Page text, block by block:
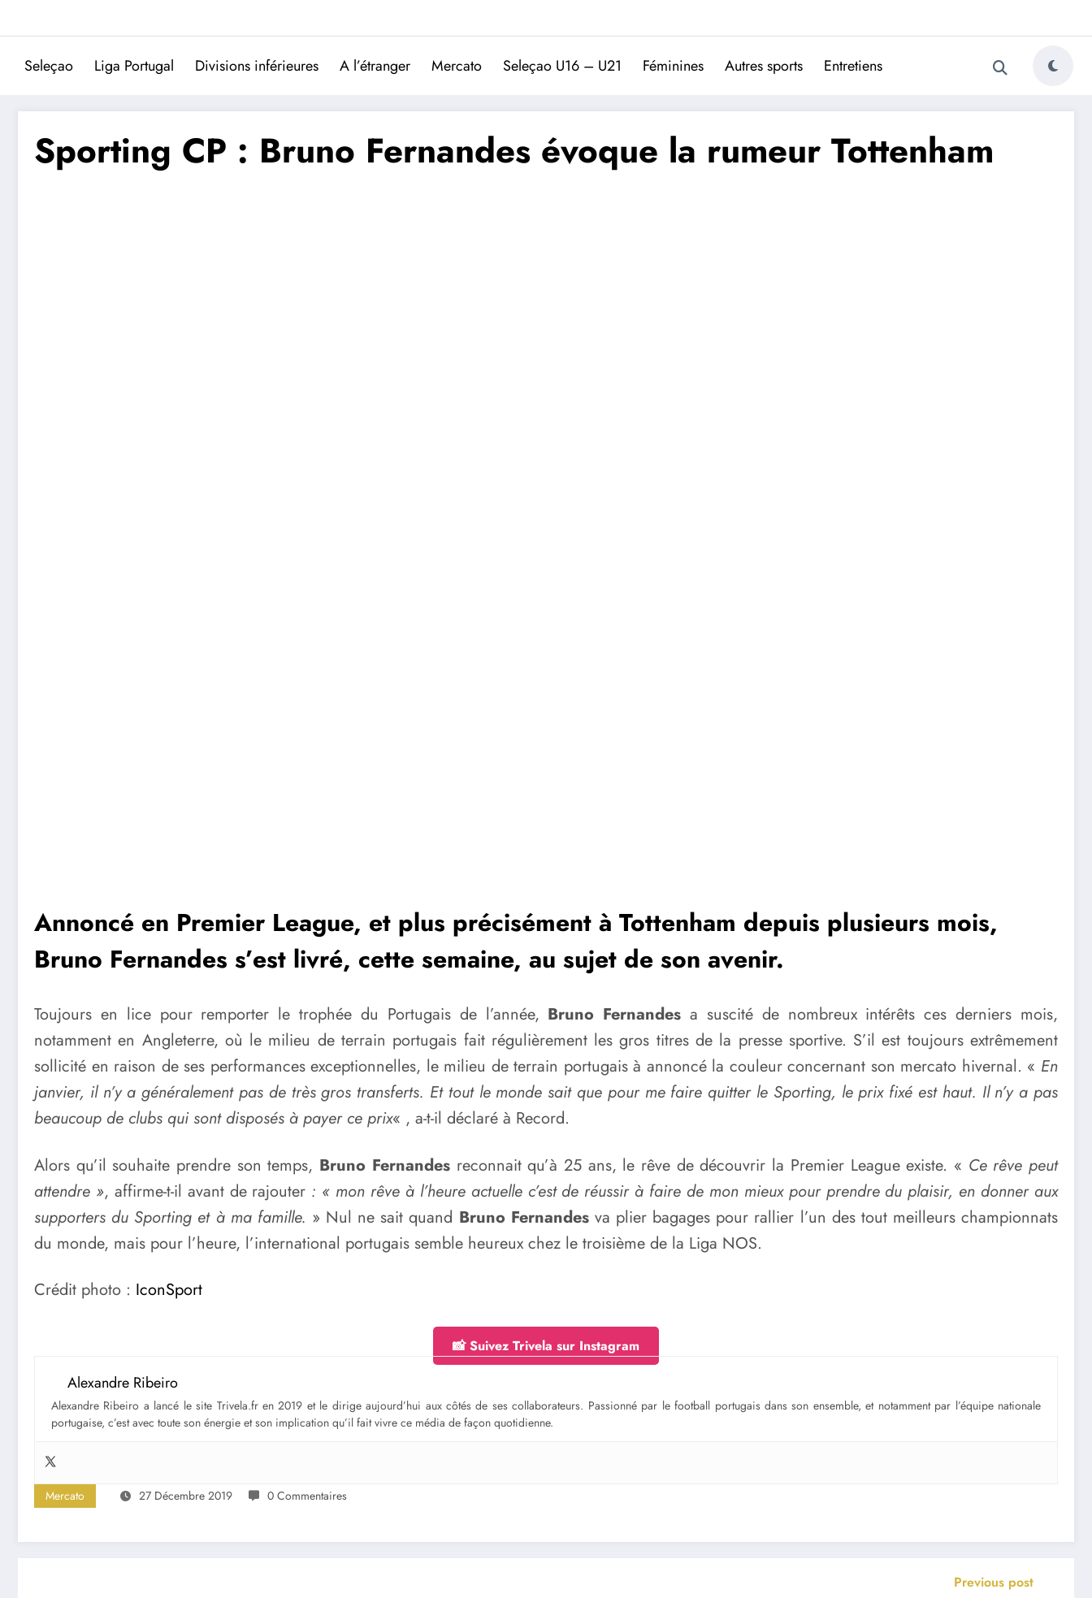
Trivela
L'actualité du football portugais
Seleçao Liga Portugal Divisions inférieures A l’étranger Mercato Seleçao U16 – U21 Féminines Autres sports Entretiens
Sporting CP : Bruno Fernandes évoque la rumeur Tottenham
Annoncé en Premier League, et plus précisément à Tottenham depuis plusieurs mois,
Bruno Fernandes s’est livré, cette semaine, au sujet de son avenir.
Toujours en lice pour remporter le trophée du Portugais de l’année, Bruno Fernandes a suscité de nombreux intérêts ces derniers mois,
notamment en Angleterre, où le milieu de terrain portugais fait régulièrement les gros titres de la presse sportive. S’il est toujours extrêmement
sollicité en raison de ses performances exceptionnelles, le milieu de terrain portugais à annoncé la couleur concernant son mercato hivernal. « En
janvier, il n’y a généralement pas de très gros transferts. Et tout le monde sait que pour me faire quitter le Sporting, le prix fixé est haut. Il n’y a pas
beaucoup de clubs qui sont disposés à payer ce prix« , a-t-il déclaré à Record.
Alors qu’il souhaite prendre son temps, Bruno Fernandesreconnait qu’à 25 ans, le rêve de découvrir la Premier League existe. « Ce rêve peut
attendre », affirme-t-il avant de rajouter : « mon rêve à l’heure actuelle c’est de réussir à faire de mon mieux pour prendre du plaisir, en donner aux
supporters du Sporting et à ma famille. » Nul ne sait quand Bruno Fernandes va plier bagages pour rallier l’un des tout meilleurs championnats
du monde, mais pour l’heure, l’international portugais semble heureux chez le troisième de la Liga NOS.
Crédit photo : IconSport
📸 Suivez Trivela sur Instagram
Alexandre Ribeiro
Alexandre Ribeiro a lancé le site Trivela.fr en 2019 et le dirige aujourd’hui aux côtés de ses collaborateurs. Passionné par le football portugais dans son ensemble, et notamment par l’équipe nationale
portugaise, c’est avec toute son énergie et son implication qu’il fait vivre ce média de façon quotidienne.
Mercato 27 Décembre 2019 0 Commentaires
Previous post